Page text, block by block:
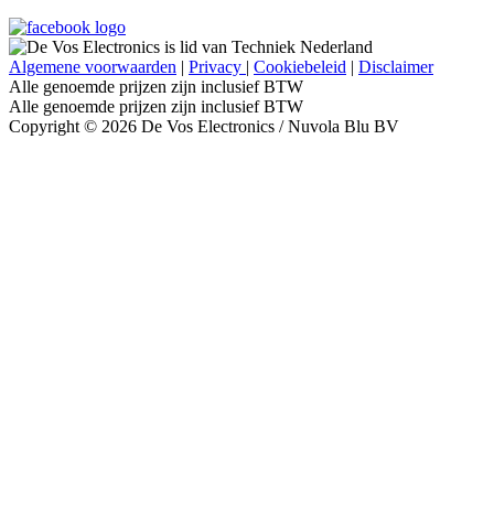
Algemene voorwaarden | Privacy | Cookiebeleid | Disclaimer
Alle genoemde prijzen zijn inclusief BTW
Alle genoemde prijzen zijn inclusief BTW
Copyright © 2026 De Vos Electronics / Nuvola Blu BV